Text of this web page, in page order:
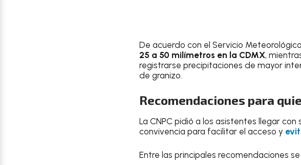
De acuerdo con el Servicio
25 a 50 milímetros en la CDMX,
registrarse precipitaciones de mayor
de granizo.
Recomendaciones para
La CNPC pidió a los asistentes llegar
convivencia para facilitar el acceso y
Entre las principales recomendaciones